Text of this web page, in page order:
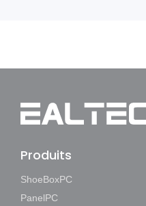
Produits
ShoeBoxPC
PanelPC